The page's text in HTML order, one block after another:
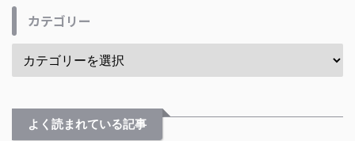
カテゴリー
よく読まれている記事